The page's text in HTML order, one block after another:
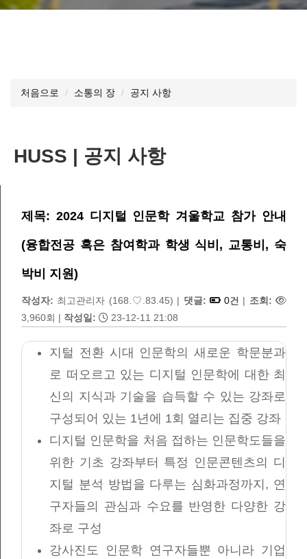
처음으로 소통의 장 공지 사항
HUSS | 공지 사항
제목: 2024 디지털 인문학 겨울학교 참가 안내
(융합전공 혹은 참여학과 학생 식비, 교통비, 숙
박비 지원)
작성자: 최고관리자 (168.♡.83.45) | 댓글: 0건 | 조회:
3,960회 | 작성일: 23-12-11 21:08
지털 전환 시대 인문학의 새로운 학문분과
로 떠오르고 있는 디지털 인문학에 대한 최
신의 지식과 기술을 습득할 수 있는 강좌로
구성되어 있는 1년에 1회 열리는 집중 강좌
디지털 인문학을 처음 접하는 인문학도들을
위한 기초 강좌부터 특정 인문콘텐츠의 디
지털 분석 방법을 다루는 심화과정까지, 연
구자들의 관심과 수요를 반영한 다양한 강
좌로 구성
강사진도 인문학 연구자들뿐 아니라 기업